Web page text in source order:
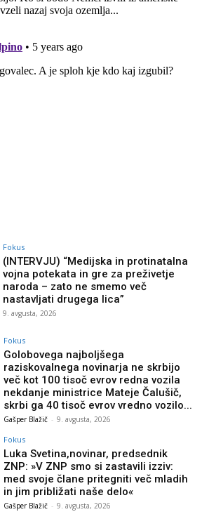
Fokus
(INTERVJU) “Medijska in protinatalna
vojna potekata in gre za preživetje
naroda – zato ne smemo več
nastavljati drugega lica”
9. avgusta, 2026
Fokus
Golobovega najboljšega
raziskovalnega novinarja ne skrbijo
več kot 100 tisoč evrov redna vozila
nekdanje ministrice Mateje Čalušič,
skrbi ga 40 tisoč evrov vredno vozilo...
Gašper Blažič - 9. avgusta, 2026
Fokus
Luka Svetina,novinar, predsednik
ZNP: »V ZNP smo si zastavili izziv:
med svoje člane pritegniti več mladih
in jim približati naše delo«
Gašper Blažič - 9. avgusta, 2026